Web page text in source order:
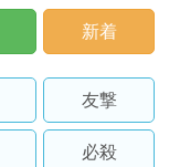
新着
友撃
必殺